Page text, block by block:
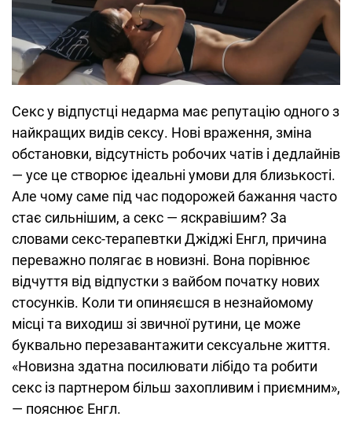
Секс у відпустці недарма має репутацію одного з
найкращих видів сексу. Нові враження, зміна
обстановки, відсутність робочих чатів і дедлайнів
— усе це створює ідеальні умови для близькості.
Але чому саме під час подорожей бажання часто
стає сильнішим, а секс — яскравішим? За
словами секс-терапевтки Джіджі Енгл, причина
переважно полягає в новизні. Вона порівнює
відчуття від відпустки з вайбом початку нових
стосунків. Коли ти опиняєшся в незнайомому
місці та виходиш зі звичної рутини, це може
буквально перезавантажити сексуальне життя.
«Новизна здатна посилювати лібідо та робити
секс із партнером більш захопливим і приємним»,
— пояснює Енгл.